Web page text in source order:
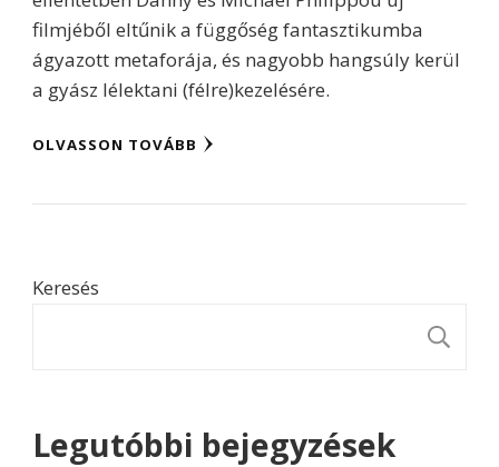
filmjéből eltűnik a függőség fantasztikumba
ágyazott metaforája, és nagyobb hangsúly kerül
a gyász lélektani (félre)kezelésére.
OLVASSON TOVÁBB
Keresés
Legutóbbi bejegyzések